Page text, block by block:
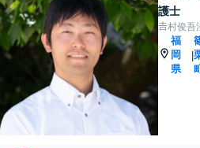
護士
𠮷村俊吾
福
岡
県
|